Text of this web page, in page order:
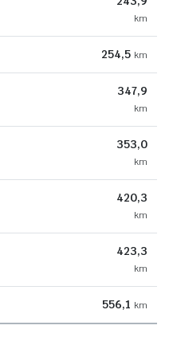
km
254,5 km
347,9
km
353,0
km
420,3
km
423,3
km
556,1 km